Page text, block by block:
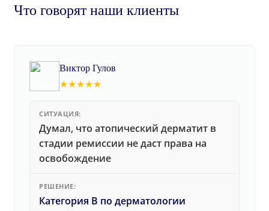
Что говорят наши клиенты
Виктор Гулов
★★★★★
СИТУАЦИЯ:
Думал, что атопический дерматит в
стадии ремиссии не даст права на
освобождение
РЕШЕНИЕ:
Категория В по дерматологии